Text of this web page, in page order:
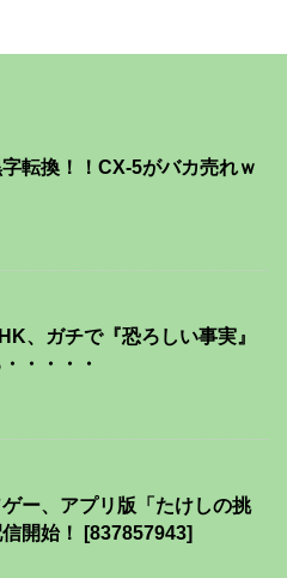
転換！！CX-5がバカ売れｗ
、ガチで『恐ろしい事実』
・・・・
ー、アプリ版「たけしの挑
開始！ [837857943]